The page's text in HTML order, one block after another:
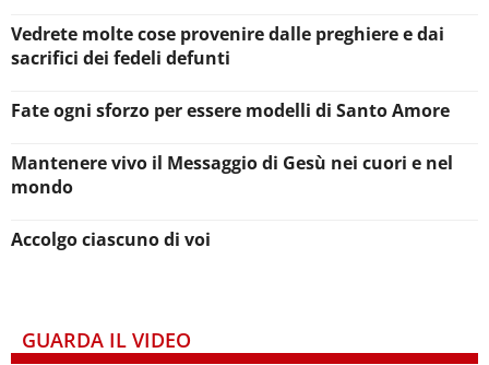
Vedrete molte cose provenire dalle preghiere e dai
sacrifici dei fedeli defunti
Fate ogni sforzo per essere modelli di Santo Amore
Mantenere vivo il Messaggio di Gesù nei cuori e nel
mondo
Accolgo ciascuno di voi
GUARDA IL VIDEO